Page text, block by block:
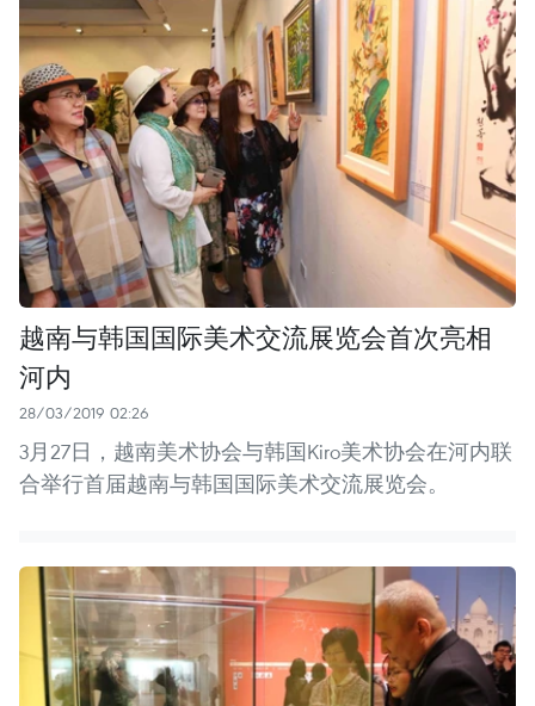
越南与韩国国际美术交流展览会首次亮相
河内
28/03/2019 02:26
3月27日，越南美术协会与韩国Kiro美术协会在河内联
合举行首届越南与韩国国际美术交流展览会。